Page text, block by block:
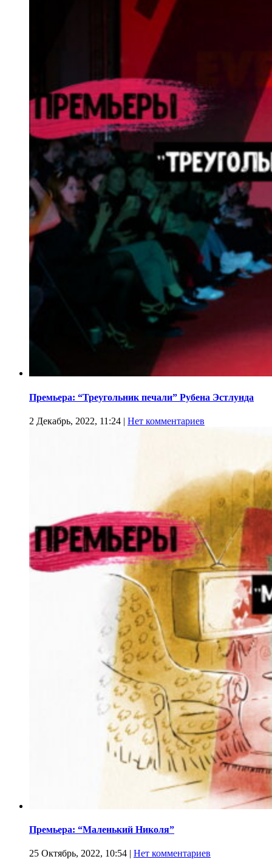
Премьера: “Треугольник печали” Рубена Эстлунда
2 Декабрь, 2022, 11:24 | Нет комментариев
Премьера: “Маленький Николя”
25 Октябрь, 2022, 10:54 | Нет комментариев